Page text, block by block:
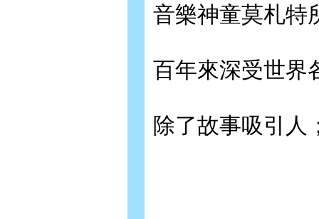
音樂神童莫札特
百年來深受世界
除了故事吸引人